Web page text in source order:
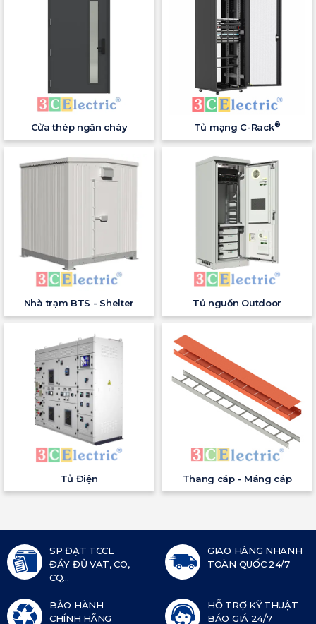
Cửa thép ngăn cháy Tủ mạng C-Rack®
Nhà trạm BTS - Shelter Tủ nguồn Outdoor
Tủ Điện Thang cáp - Máng cáp
SP ĐẠT TCCL
ĐẦY ĐỦ VAT, CO,
CQ...
GIAO HÀNG NHANH
TOÀN QUỐC 24/7
BẢO HÀNH
CHÍNH HÃNG
HỖ TRỢ KỸ THUẬT
BÁO GIÁ 24/7